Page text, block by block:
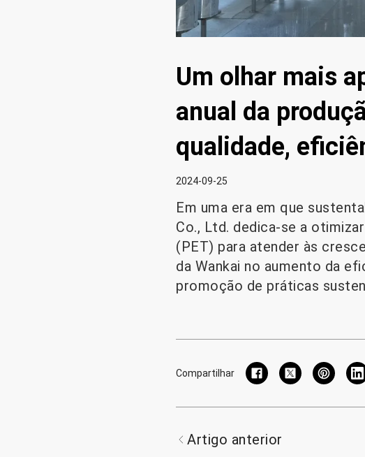
Um olhar mais
anual da
qualidade,
2024-09-25
Em uma era em que
Co., Ltd. dedica-se a
(PET) para atender às
da Wankai no aumento da
promoção de práticas
Compartilhar
Artigo anterior